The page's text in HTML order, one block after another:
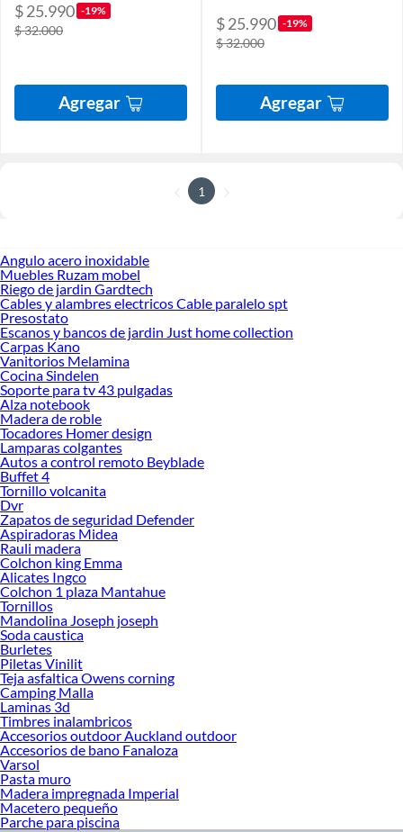
$ 25.990 -19%
$ 32.000
Agregar
$ 25.990 -19%
$ 32.000
Agregar
1
Angulo acero inoxidable
Muebles Ruzam mobel
Riego de jardin Gardtech
Cables y alambres electricos Cable paralelo spt
Presostato
Escanos y bancos de jardin Just home collection
Carpas Kano
Vanitorios Melamina
Cocina Sindelen
Soporte para tv 43 pulgadas
Alza notebook
Madera de roble
Tocadores Homer design
Lamparas colgantes
Autos a control remoto Beyblade
Buffet 4
Tornillo volcanita
Dvr
Zapatos de seguridad Defender
Aspiradoras Midea
Rauli madera
Colchon king Emma
Alicates Ingco
Colchon 1 plaza Mantahue
Tornillos
Mandolina Joseph joseph
Soda caustica
Burletes
Piletas Vinilit
Teja asfaltica Owens corning
Camping Malla
Laminas 3d
Timbres inalambricos
Accesorios outdoor Auckland outdoor
Accesorios de bano Fanaloza
Varsol
Pasta muro
Madera impregnada Imperial
Macetero pequeño
Parche para piscina